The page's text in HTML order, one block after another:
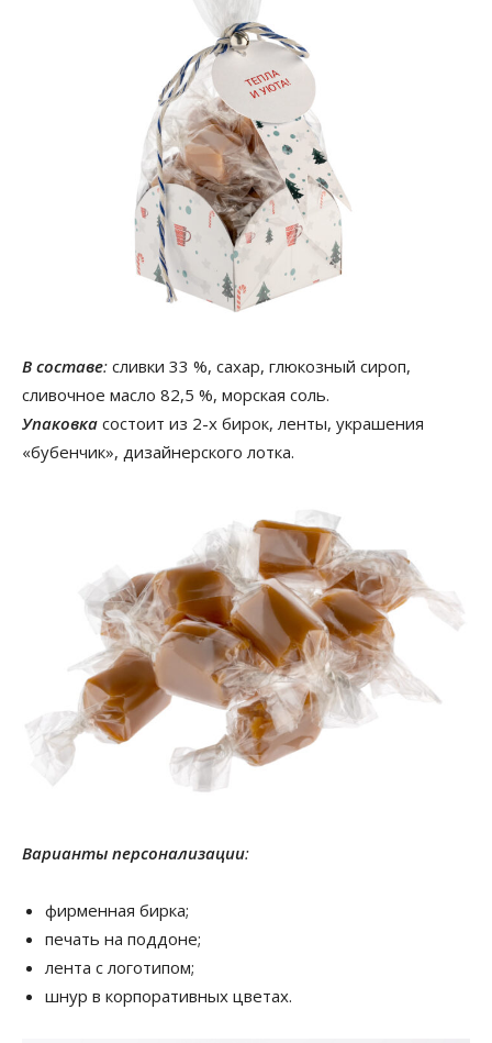
В составе: сливки 33 %, сахар, глюкозный сироп,
сливочное масло 82,5 %, морская соль.
Упаковка состоит из 2-х бирок, ленты, украшения
«бубенчик», дизайнерского лотка.
Варианты персонализации:
фирменная бирка;
печать на поддоне;
лента с логотипом;
шнур в корпоративных цветах.